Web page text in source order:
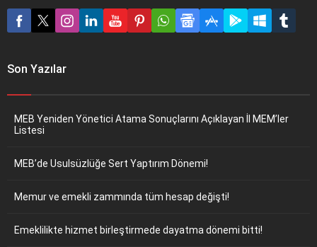
Son Yazılar
MEB Yeniden Yönetici Atama Sonuçlarını Açıklayan İl MEM’ler
Listesi
MEB’de Usulsüzlüğe Sert Yaptırım Dönemi!
Memur ve emekli zammında tüm hesap değişti!
Emeklilikte hizmet birleştirmede dayatma dönemi bitti!